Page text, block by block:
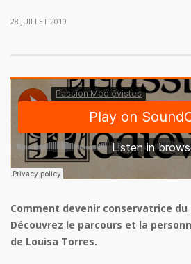
28 JUILLET 2019
Comment devenir conservatrice du
Découvrez le parcours et la
de Louisa Torres.